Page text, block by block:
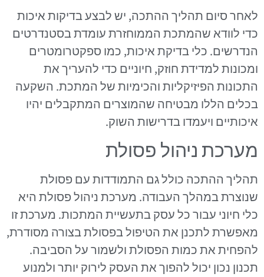
לאחר סיום תהליך ההתכה, יש לבצע בדיקות איכות
כדי לוודא שהמתכת הממוחזרת עומדת בסטנדרטים
הנדרשים. כלי בדיקת איכות, כמו ספקטרומטרים
ומכונות למדידת חוזק, חיוניים כדי להעריך את
התכונות הפיזיקליות והכימיות של המתכת. השקעה
בכלים הללו מבטיחה שהמוצרים המתקבלים יהיו
איכותיים ויעמדו בדרישות השוק.
מערכת ניהול פסולת
תהליך ההתכה כולל גם התמודדות עם פסולת
שנוצרת במהלך העבודה. מערכת ניהול פסולת היא
כלי חיוני עבור כל עסק בתעשיית המתכות. מערכת זו
מאפשרת לתכנן את הטיפול בפסולת בצורה מסודרת,
להפחית את כמות הפסולת ולשמור על הסביבה.
תכנון נכון יכול להפוך את העסק לירוק יותר ולמנוע